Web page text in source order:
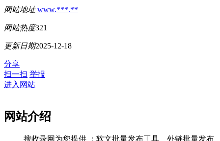
网站地址 www.***.**
网站热度321
更新日期2025-12-18
分享
扫一扫 举报
进入网站
网站介绍
搜收录网为您提供 ：软文批量发布工具、外链批量发布